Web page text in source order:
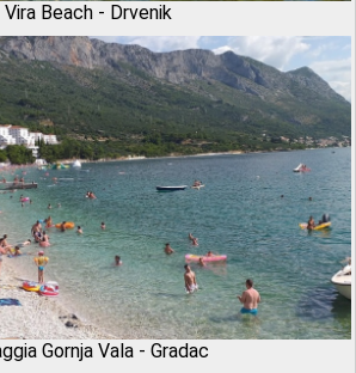
Vira Beach - Drvenik
Gornja Vala - Gradac